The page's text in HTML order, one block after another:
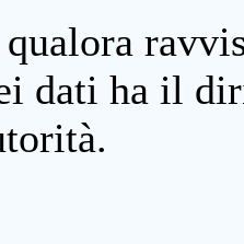
qualora
dati ha il